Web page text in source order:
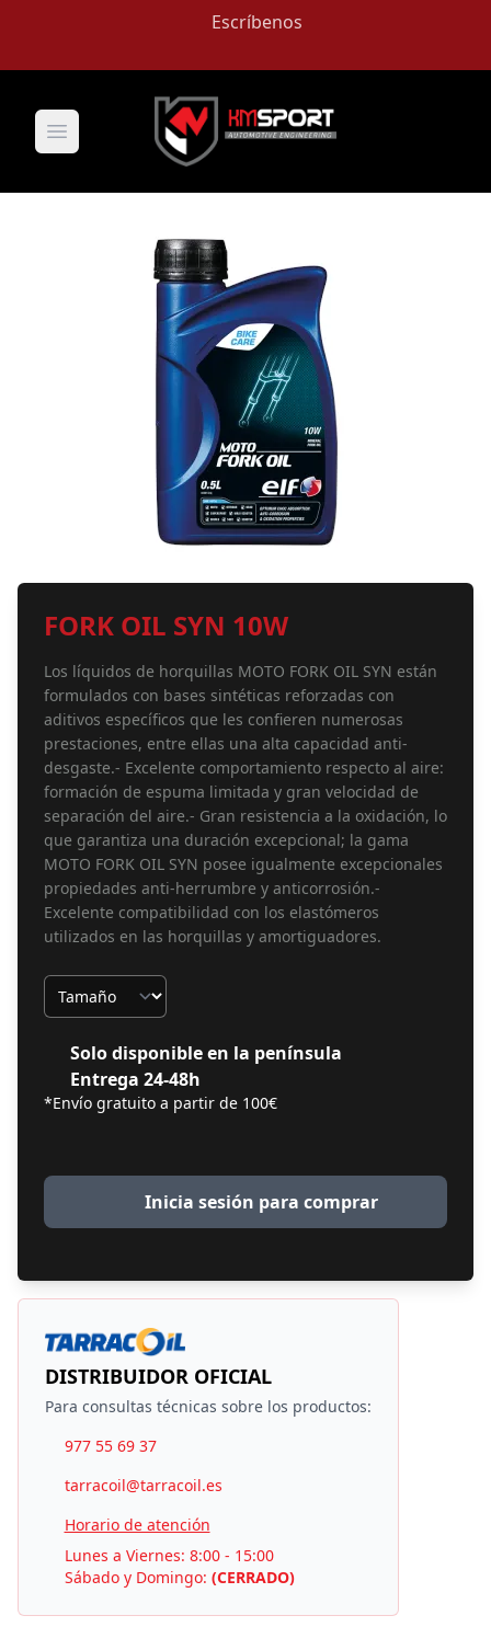
Escríbenos
Open main menu
FORK OIL SYN 10W
Los líquidos de horquillas MOTO FORK OIL SYN están
formulados con bases sintéticas reforzadas con
aditivos específicos que les confieren numerosas
prestaciones, entre ellas una alta capacidad anti-
desgaste.- Excelente comportamiento respecto al aire:
formación de espuma limitada y gran velocidad de
separación del aire.- Gran resistencia a la oxidación, lo
que garantiza una duración excepcional; la gama
MOTO FORK OIL SYN posee igualmente excepcionales
propiedades anti-herrumbre y anticorrosión.-
Excelente compatibilidad con los elastómeros
utilizados en las horquillas y amortiguadores.
Tamaño
Solo disponible en la península
Entrega 24-48h
*Envío gratuito a partir de 100€
Inicia sesión para comprar
DISTRIBUIDOR OFICIAL
Para consultas técnicas sobre los productos:
977 55 69 37
tarracoil@tarracoil.es
Horario de atención
Lunes a Viernes: 8:00 - 15:00
Sábado y Domingo: (CERRADO)